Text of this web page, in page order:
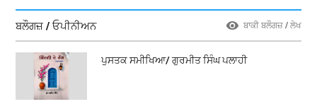
ਬਲੌਗਜ਼ / ਓਪੀਨੀਅਨ ਬਾਕੀ ਬਲੌਗਜ਼ / ਲੇਖ
ਪੁਸਤਕ ਸਮੀਖਿਆ/ ਗੁਰਮੀਤ ਸਿੰਘ ਪਲਾਹੀ